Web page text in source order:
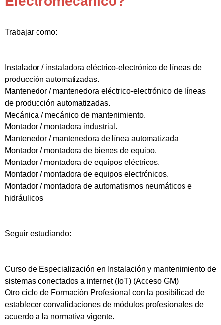
Trabajar como:
Instalador / instaladora eléctrico-electrónico de líneas de
producción automatizadas.
Mantenedor / mantenedora eléctrico-electrónico de líneas
de producción automatizadas.
Mecánica / mecánico de mantenimiento.
Montador / montadora industrial.
Mantenedor / mantenedora de línea automatizada
Montador / montadora de bienes de equipo.
Montador / montadora de equipos eléctricos.
Montador / montadora de equipos electrónicos.
Montador / montadora de automatismos neumáticos e
hidráulicos
Seguir estudiando:
Curso de Especialización en Instalación y mantenimiento de
sistemas conectados a internet (IoT) (Acceso GM)
Otro ciclo de Formación Profesional con la posibilidad de
establecer convalidaciones de módulos profesionales de
acuerdo a la normativa vigente.